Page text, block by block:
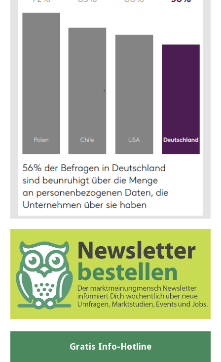
Gratis Info-Hotline